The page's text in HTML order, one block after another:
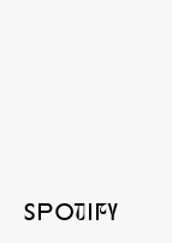
SPOtIfY